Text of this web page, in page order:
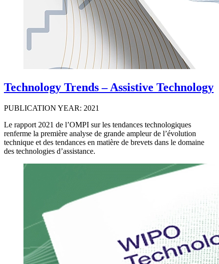
Technology Trends – Assistive Technology
PUBLICATION YEAR: 2021
Le rapport 2021 de l’OMPI sur les tendances technologiques
renferme la première analyse de grande ampleur de l’évolution
technique et des tendances en matière de brevets dans le domaine
des technologies d’assistance.